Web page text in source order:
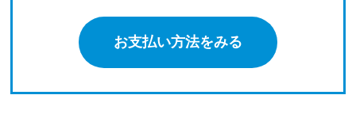
お支払い方法をみる